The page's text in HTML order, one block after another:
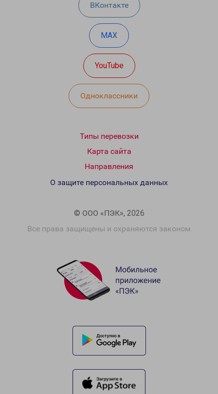
ВКонтакте
MAX
YouTube
Одноклассники
Типы перевозки
Карта сайта
Направления
© ООО «ПЭК», 2026
Все права защищены и охраняются законом
О защите персональных данных